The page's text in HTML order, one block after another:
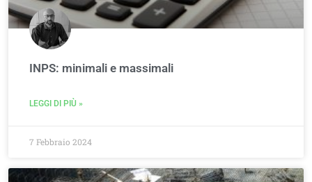
INPS: minimali e massimali
LEGGI DI PIÙ »
7 Febbraio 2024